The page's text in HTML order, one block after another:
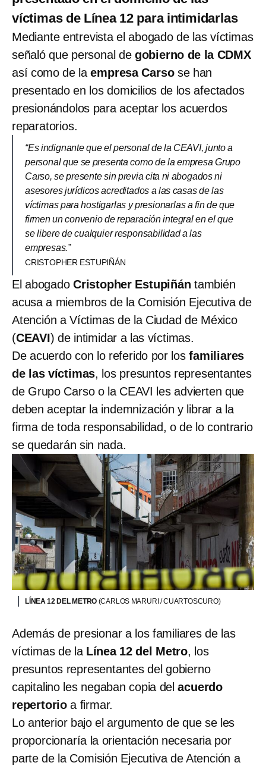
víctimas de Línea 12 para intimidarlas
Mediante entrevista el abogado de las víctimas
señaló que personal de gobierno de la CDMX
así como de laempresa Carsose han
presentado en los domicilios de los afectados
presionándolos para aceptar los acuerdos
reparatorios.
“Es indignante que el personal de la CEAVI, junto a
personal que se presenta como de la empresa Grupo
Carso, se presente sin previa cita ni abogados ni
asesores jurídicos acreditados a las casas de las
víctimas para hostigarlas y presionarlas a fin de que
firmen un convenio de reparación integral en el que
se libere de cualquier responsabilidad a las
empresas.”
CRISTOPHER ESTUPIÑÁN
El abogadoCristopher Estupiñántambién
acusa a miembros de la Comisión Ejecutiva de
Atención a Víctimas de la Ciudad de México
(CEAVI) de intimidar a las víctimas.
De acuerdo con lo referido por losfamiliares
de las víctimas, los presuntos representantes
de Grupo Carso o la CEAVI les advierten que
deben aceptar la indemnización y librar a la
firma de toda responsabilidad, o de lo contrario
se quedarán sin nada.
LÍNEA 12 DEL METRO (CARLOS MARURI / CUARTOSCURO)
Además de presionar a los familiares de las
víctimas de laLínea 12 del Metro, los
presuntos representantes del gobierno
capitalino les negaban copia delacuerdo
repertorioa firmar.
Lo anterior bajo el argumento de que se les
proporcionaría la orientación necesaria por
parte de la Comisión Ejecutiva de Atención a